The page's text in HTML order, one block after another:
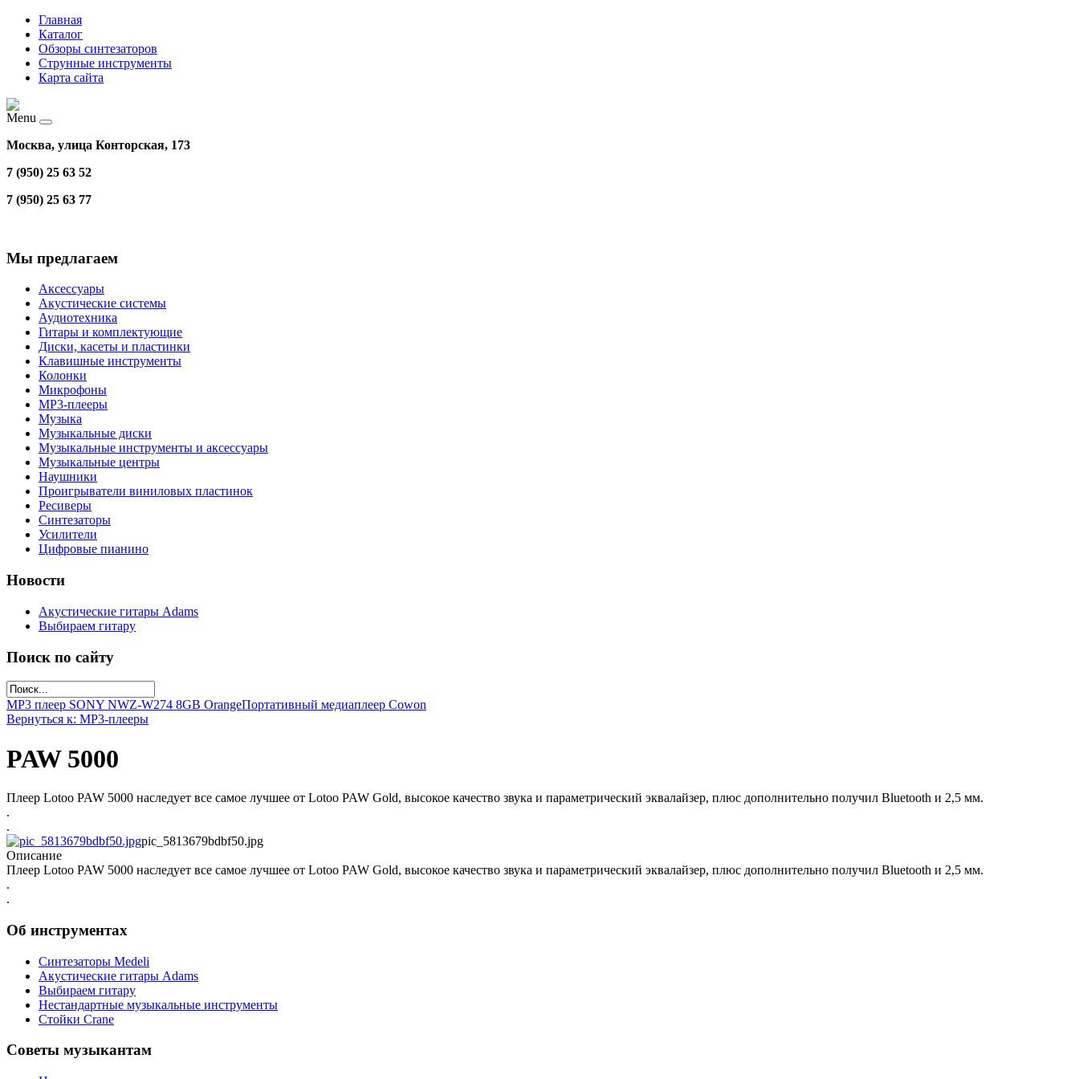
Главная
Каталог
Обзоры синтезаторов
Струнные инструменты
Карта сайта
Menu
Москва, улица Конторская, 173
7 (950) 25 63 52
7 (950) 25 63 77
Мы предлагаем
Аксессуары
Акустические системы
Аудиотехника
Гитары и комплектующие
Диски, касеты и пластинки
Клавишные инструменты
Колонки
Микрофоны
МР3-плееры
Музыка
Музыкальные диски
Музыкальные инструменты и аксессуары
Музыкальные центры
Наушники
Проигрыватели виниловых пластинок
Ресиверы
Синтезаторы
Усилители
Цифровые пианино
Новости
Акустические гитары Adams
Выбираем гитару
Поиск по сайту
MP3 плеер SONY NWZ-W274 8GB OrangeПортативный медиаплеер Cowon
Вернуться к: МР3-плееры
PAW 5000
Плеер Lotoo PAW 5000 наследует все самое лучшее от Lotoo PAW Gold, высокое качество звука и параметрический эквалайзер, плюс дополнительно получил Bluetooth и 2,5 мм.
.
.
pic_5813679bdbf50.jpg
Описание
Плеер Lotoo PAW 5000 наследует все самое лучшее от Lotoo PAW Gold, высокое качество звука и параметрический эквалайзер, плюс дополнительно получил Bluetooth и 2,5 мм.
.
.
Об инструментах
Синтезаторы Мedeli
Акустические гитары Adams
Выбираем гитару
Нестандартные музыкальные инструменты
Стойки Crane
Советы музыкантам